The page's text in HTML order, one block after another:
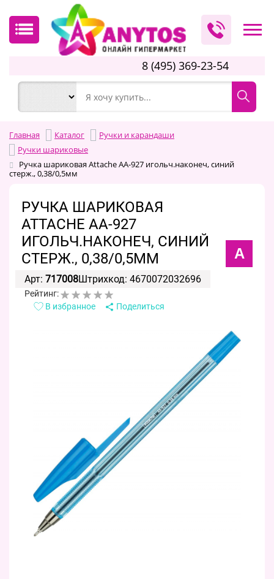
8 (495) 369-23-54
Главная Каталог
Ручки и карандаши
Ручки шариковые
Ручка шариковая Attache AA-927 игольч.наконеч, синий
стерж., 0,38/0,5мм
РУЧКА ШАРИКОВАЯ
ATTACHE AA-927
ИГОЛЬЧ.НАКОНЕЧ, СИНИЙ
СТЕРЖ., 0,38/0,5ММ
A
Арт: 717008Штрихкод: 4670072032696
Рейтинг:
В избранное
Поделиться